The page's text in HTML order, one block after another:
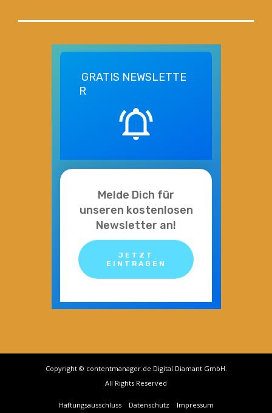
GRATIS NEWSLETTE
R
Melde Dich für
unseren kostenlosen
Newsletter an!
JETZT
EINTRAGEN
Copyright © contentmanager.de Digital Diamant GmbH.
All Rights Reserved
Haftungsausschluss Datenschutz Impressum